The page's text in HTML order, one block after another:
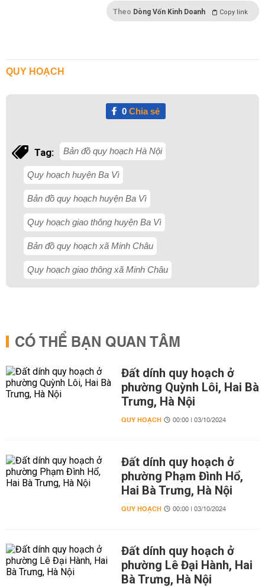
Theo Dòng Vốn Kinh Doanh Copy link
QUY HOẠCH
0Chia sẻ
Tag: Bản đồ quy hoạch Hà Nội
Quy hoạch huyện Ba Vì
Bản đồ quy hoạch huyện Ba Vì
Quy hoạch giao thông huyện Ba Vì
Bản đồ quy hoạch xã Minh Châu
Quy hoạch giao thông xã Minh Châu
CÓ THỂ BẠN QUAN TÂM
Đất dính quy hoạch ở
phường Quỳnh Lôi, Hai Bà
Trưng, Hà Nội
QUY HOẠCH 00:00 | 03/10/2024
Đất dính quy hoạch ở
phường Phạm Đình Hổ,
Hai Bà Trưng, Hà Nội
QUY HOẠCH 00:00 | 03/10/2024
Đất dính quy hoạch ở
phường Lê Đại Hành, Hai
Bà Trưng, Hà Nội